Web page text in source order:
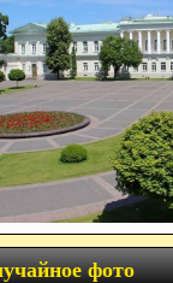
фото